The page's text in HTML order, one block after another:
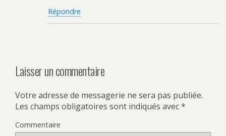
Répondre
Laisser un commentaire
Votre adresse de messagerie ne sera pas publiée.
Les champs obligatoires sont indiqués avec*
Commentaire